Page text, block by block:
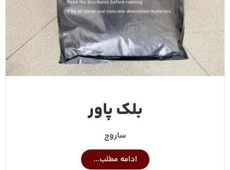
بلک پاور
ساروج
ادامه مطلب...